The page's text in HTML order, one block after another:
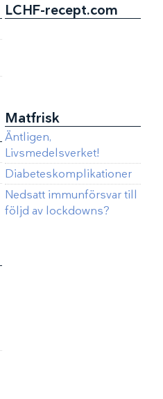
LCHF-recept.com
Matfrisk
Äntligen,
Livsmedelsverket!
Diabeteskomplikationer
Nedsatt immunförsvar till
följd av lockdowns?